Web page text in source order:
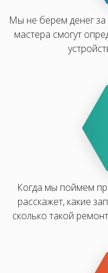
Мы не берем денег за
мастера смогут
Когда мы поймем
расскажет, какие
сколько такой